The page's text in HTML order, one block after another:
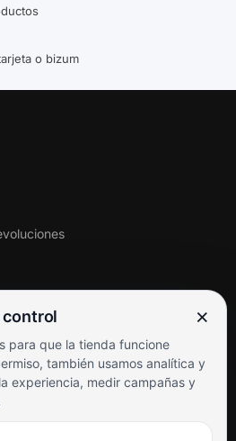
o bizum
control ×
para que la tienda funcione
también usamos analítica y
experiencia, medir campañas y